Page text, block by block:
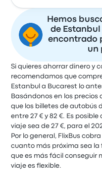
Hemos
de
encontrado
un
Si quieres ahorrar dinero y
recomendamos que
Estanbul a Bucarest lo
Basándonos en los precios
que los billetes de autobús
entre 27 € y 82 €. Es
viaje sea de 27 €, para el
Por lo general, FlixBus
cuanto más próxima sea la
que es más fácil conseguir
viaje es flexible.